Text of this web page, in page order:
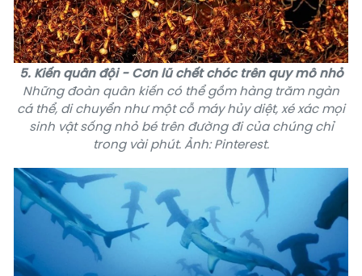
5. Kiến quân đội - Cơn lũ chết chóc trên quy mô nhỏ
Những đoàn quân kiến có thể gồm hàng trăm ngàn
cá thể, di chuyển như một cỗ máy hủy diệt, xé xác mọi
sinh vật sống nhỏ bé trên đường đi của chúng chỉ
trong vài phút. Ảnh: Pinterest.